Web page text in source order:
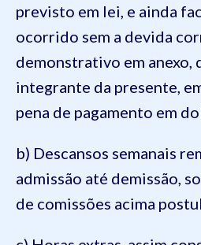
previsto em lei, e ainda
ocorrido sem a devida
demonstrativo em anexo,
integrante da presente,
pena de pagamento em
b) Descansos semanais
admissão até demissão,
de comissões acima